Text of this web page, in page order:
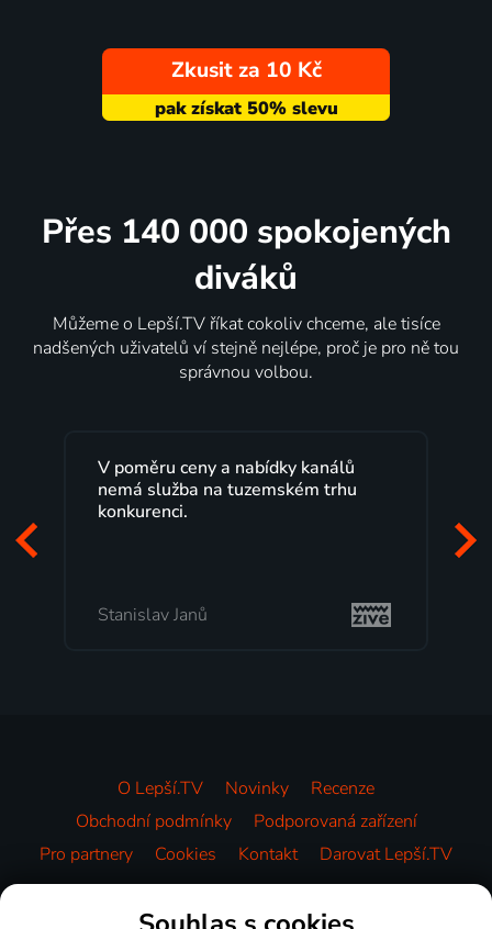
Zkusit za 10 Kč
Přes 140 000 spokojených
diváků
Můžeme o Lepší.TV říkat cokoliv chceme, ale tisíce
nadšených uživatelů ví stejně nejlépe, proč je pro ně tou
správnou volbou.
V poměru ceny a nabídky kanálů
nemá služba na tuzemském trhu
konkurenci.
Stanislav Janů
O Lepší.TV Novinky
Recenze
Obchodní podmínky
Podporovaná zařízení
Pro partnery
Cookies Kontakt Darovat Lepší.TV
Videotéka